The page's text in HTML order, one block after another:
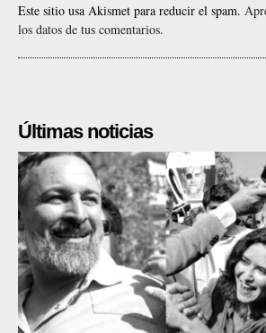
Este sitio usa Akismet para reducir el spam.
los datos de tus comentarios.
Últimas noticias